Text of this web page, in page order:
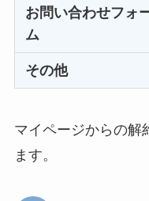
お問い合わせフォ
ム
その他
マイページからの解
ます。